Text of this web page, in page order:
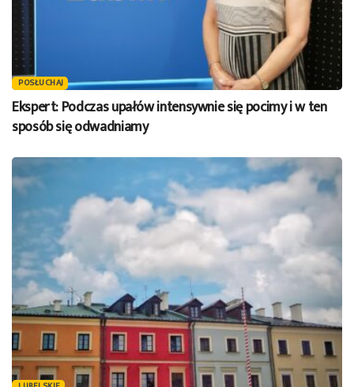
POSŁUCHAJ
Ekspert: Podczas upałów intensywnie się pocimy i w ten
sposób się odwadniamy